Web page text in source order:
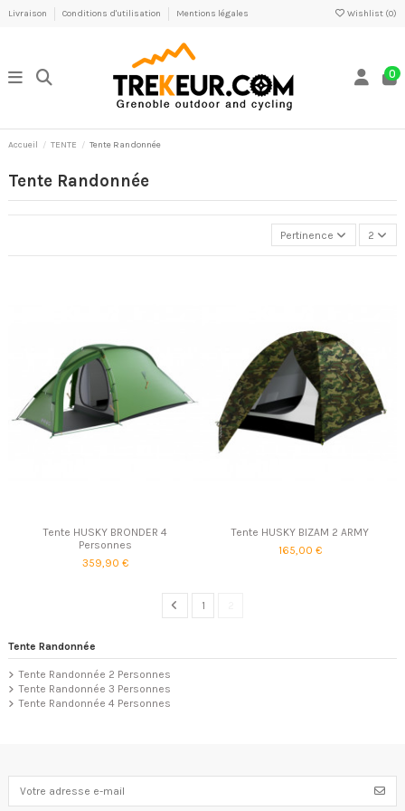
Livraison Conditions d'utilisation Mentions légales Wishlist (0)
0
Accueil TENTE Tente Randonnée
Tente Randonnée
Pertinence 2
Tente HUSKY BRONDER 4
Personnes
359,90 €
Tente HUSKY BIZAM 2 ARMY
165,00 €
1
Tente Randonnée
Tente Randonnée 2 Personnes
Tente Randonnée 3 Personnes
Tente Randonnée 4 Personnes